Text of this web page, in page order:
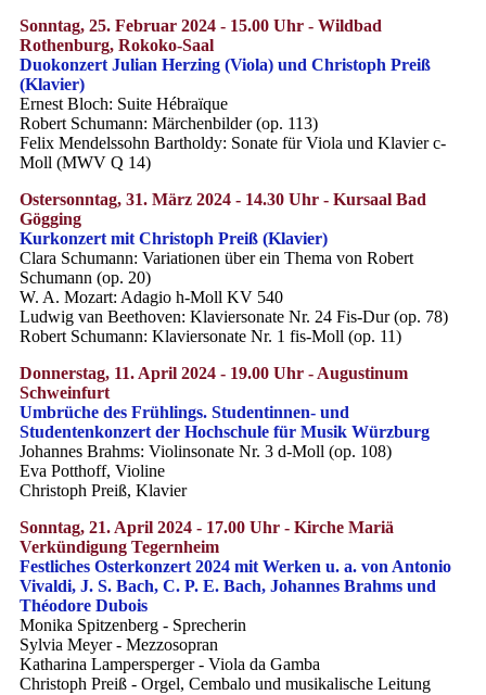
Sonntag, 25. Februar 2024 - 15.00 Uhr - Wildbad
Rothenburg, Rokoko-Saal
Duokonzert Julian Herzing (Viola) und Christoph Preiß
(Klavier)
Ernest Bloch: Suite Hébraïque
Robert Schumann: Märchenbilder (op. 113)
Felix Mendelssohn Bartholdy: Sonate für Viola und Klavier c-
Moll (MWV Q 14)
Ostersonntag, 31. März 2024 - 14.30 Uhr - Kursaal Bad
Gögging
Kurkonzert mit Christoph Preiß (Klavier)
Clara Schumann: Variationen über ein Thema von Robert
Schumann (op. 20)
W. A. Mozart: Adagio h-Moll KV 540
Ludwig van Beethoven: Klaviersonate Nr. 24 Fis-Dur (op. 78)
Robert Schumann: Klaviersonate Nr. 1 fis-Moll (op. 11)
Donnerstag, 11. April 2024 - 19.00 Uhr - Augustinum
Schweinfurt
Umbrüche des Frühlings. Studentinnen- und
Studentenkonzert der Hochschule für Musik Würzburg
Johannes Brahms: Violinsonate Nr. 3 d-Moll (op. 108)
Eva Potthoff, Violine
Christoph Preiß, Klavier
Sonntag, 21. April 2024 - 17.00 Uhr - Kirche Mariä
Verkündigung Tegernheim
Festliches Osterkonzert 2024 mit Werken u. a. von Antonio
Vivaldi, J. S. Bach, C. P. E. Bach, Johannes Brahms und
Théodore Dubois
Monika Spitzenberg - Sprecherin
Sylvia Meyer - Mezzosopran
Katharina Lampersperger - Viola da Gamba
Christoph Preiß - Orgel, Cembalo und musikalische Leitung